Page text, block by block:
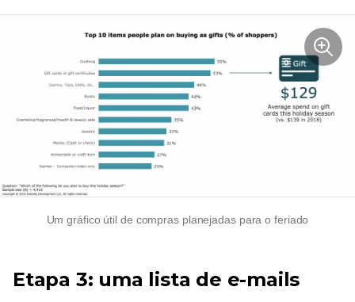
Um gráfico útil de compras planejadas para o feriado
Etapa 3: uma lista de e-mails